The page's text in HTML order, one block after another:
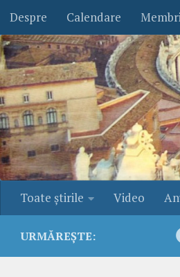
Skip to content
Despre Calendare
Toate ştirile Video
URMĂREȘTE: